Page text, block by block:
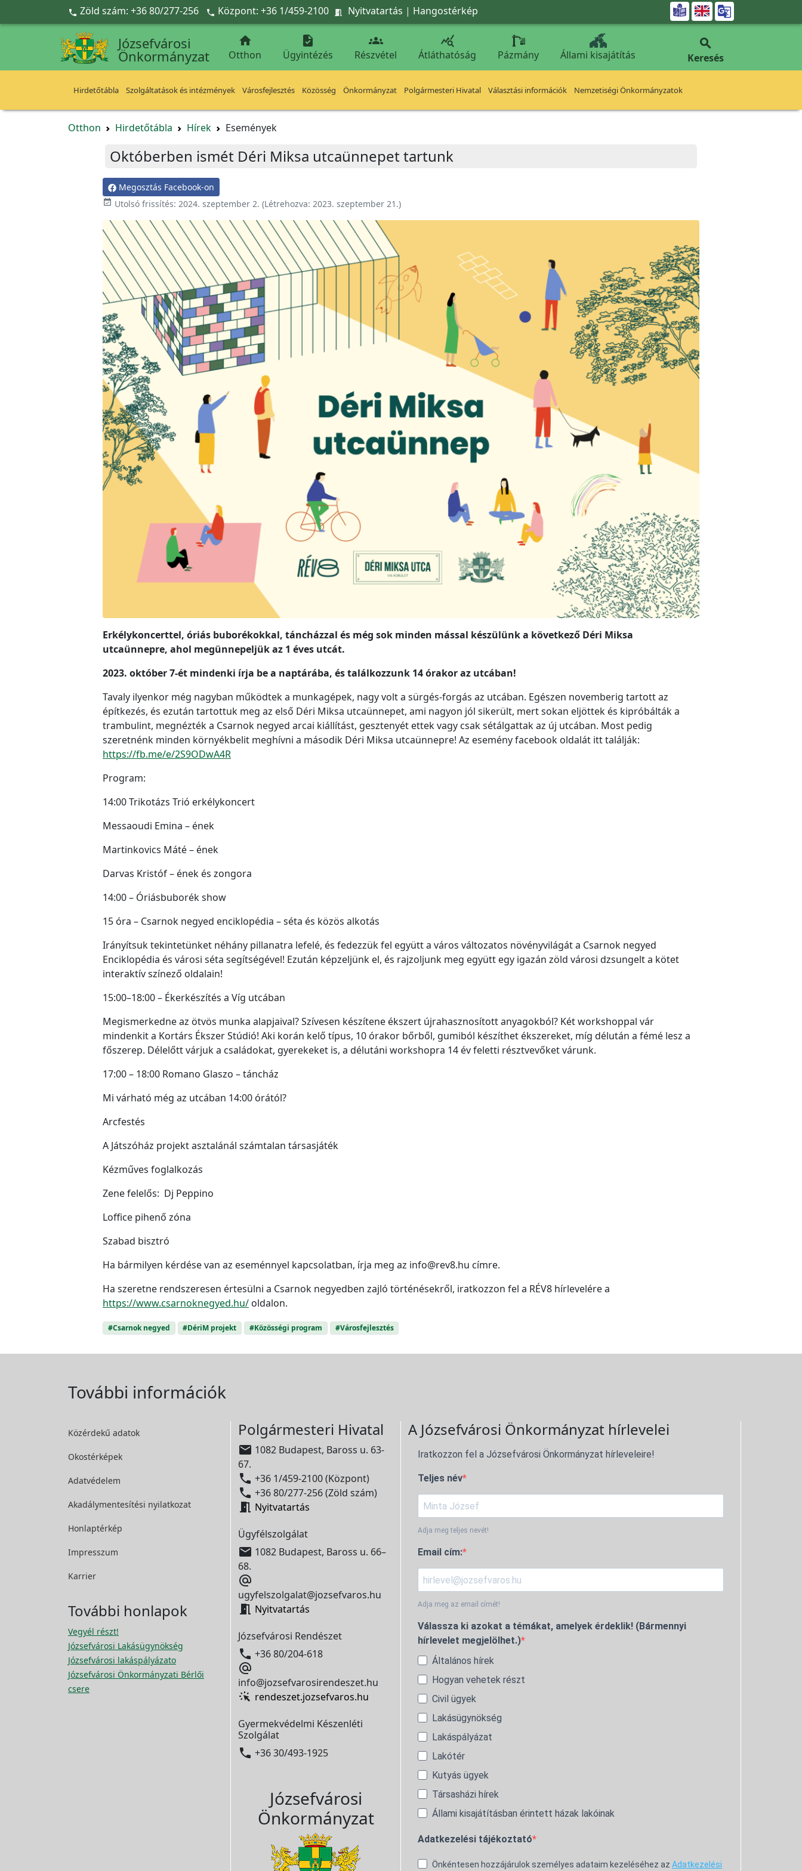
Ugrás a fő tartalomra
 Zöld szám: +36 80/277-256  Központ: +36 1/459-2100  Nyitvatartás | Hangostérkép 
Józsefvárosi
Önkormányzat

Otthon

Ügyintézés

Részvétel

Átláthatóság Pázmány Állami kisajátítás

Keresés
Hirdetőtábla Szolgáltatások és intézmények Városfejlesztés Közösség Önkormányzat Polgármesteri Hivatal Választási információk Nemzetiségi Önkormányzatok
Otthon Hirdetőtábla Hírek Események
Októberben ismét Déri Miksa utcaünnepet tartunk
Megosztás Facebook-on
 Utolsó frissítés: 2024. szeptember 2. (Létrehozva: 2023. szeptember 21.)
Erkélykoncerttel, óriás buborékokkal, táncházzal és még sok minden mással készülünk a következő Déri Miksa
utcaünnepre, ahol megünnepeljük az 1 éves utcát.
2023. október 7-ét mindenki írja be a naptárába, és találkozzunk 14 órakor az utcában!
Tavaly ilyenkor még nagyban működtek a munkagépek, nagy volt a sürgés-forgás az utcában. Egészen novemberig tartott az
építkezés, és ezután tartottuk meg az első Déri Miksa utcaünnepet, ami nagyon jól sikerült, mert sokan eljöttek és kipróbálták a
trambulint, megnézték a Csarnok negyed arcai kiállítást, gesztenyét ettek vagy csak sétálgattak az új utcában. Most pedig
szeretnénk minden környékbelit meghívni a második Déri Miksa utcaünnepre! Az esemény facebook oldalát itt találják:
https://fb.me/e/2S9ODwA4R
Program:
14:00 Trikotázs Trió erkélykoncert
Messaoudi Emina – ének
Martinkovics Máté – ének
Darvas Kristóf – ének és zongora
14:00 – Óriásbuborék show
15 óra – Csarnok negyed enciklopédia – séta és közös alkotás
Irányítsuk tekintetünket néhány pillanatra lefelé, és fedezzük fel együtt a város változatos növényvilágát a Csarnok negyed
Enciklopédia és városi séta segítségével! Ezután képzeljünk el, és rajzoljunk meg együtt egy igazán zöld városi dzsungelt a kötet
interaktív színező oldalain!
15:00–18:00 – Ékerkészítés a Víg utcában
Megismerkedne az ötvös munka alapjaival? Szívesen készítene ékszert újrahasznosított anyagokból? Két workshoppal vár
mindenkit a Kortárs Ékszer Stúdió! Aki korán kelő típus, 10 órakor bőrből, gumiból készíthet ékszereket, míg délután a fémé lesz a
főszerep. Délelőtt várjuk a családokat, gyerekeket is, a délutáni workshopra 14 év feletti résztvevőket várunk.
17:00 – 18:00 Romano Glaszo – táncház
Mi várható még az utcában 14:00 órától?
Arcfestés
A Játszóház projekt asztalánál számtalan társasjáték
Kézműves foglalkozás
Zene felelős: Dj Peppino
Loffice pihenő zóna
Szabad bisztró
Ha bármilyen kérdése van az eseménnyel kapcsolatban, írja meg az info@rev8.hu címre.
Ha szeretne rendszeresen értesülni a Csarnok negyedben zajló történésekről, iratkozzon fel a RÉV8 hírlevelére a
https://www.csarnoknegyed.hu/ oldalon.
#Csarnok negyed #DériM projekt #Közösségi program #Városfejlesztés
További információk
Közérdekű adatok
Okostérképek
Adatvédelem
Akadálymentesítési nyilatkozat
Honlaptérkép
Impresszum
Karrier
További honlapok
Vegyél részt!
Józsefvárosi Lakásügynökség
Józsefvárosi lakáspályázato
Józsefvárosi Önkormányzati Bérlői
csere
Polgármesteri Hivatal
 1082 Budapest, Baross u. 63-
67.
 +36 1/459-2100 (Központ)
 +36 80/277-256 (Zöld szám)
 Nyitvatartás
Ügyfélszolgálat
 1082 Budapest, Baross u. 66–
68.

ugyfelszolgalat@jozsefvaros.hu
 Nyitvatartás
Józsefvárosi Rendészet
 +36 80/204-618

info@jozsefvarosirendeszet.hu
rendeszet.jozsefvaros.hu
Gyermekvédelmi Készenléti
Szolgálat
 +36 30/493-1925
Józsefvárosi
Önkormányzat
A Józsefvárosi Önkormányzat hírlevelei
Iratkozzon fel a Józsefvárosi Önkormányzat hírleveleire!
Teljes név
Adja meg teljes nevét!
Email cím:
Adja meg az email címét!
Válassza ki azokat a témákat, amelyek érdeklik! (Bármennyi
hírlevelet megjelölhet.)
Általános hírek
Hogyan vehetek részt
Civil ügyek
Lakásügynökség
Lakáspályázat
Lakótér
Kutyás ügyek
Társasházi hírek
Állami kisajátításban érintett házak lakóinak
Adatkezelési tájékoztató
Önkéntesen hozzájárulok személyes adataim kezeléséhez az Adatkezelési